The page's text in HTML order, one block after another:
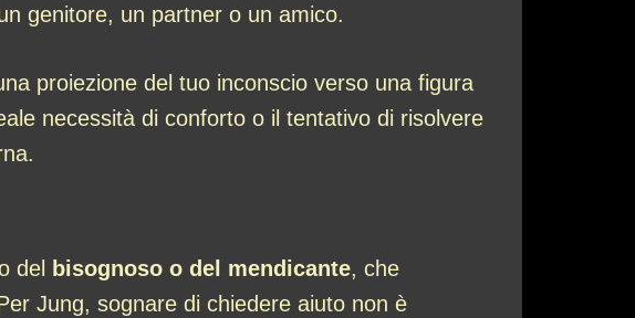
genitore, un partner o un amico.
proiezione del tuo inconscio verso una figura
necessità di conforto o il tentativo di risolvere
del bisognoso o del mendicante, che
Jung, sognare di chiedere aiuto non è